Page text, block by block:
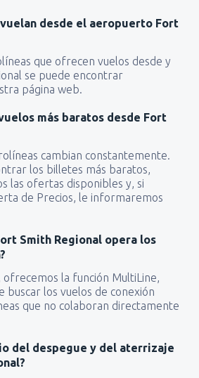
desde el aeropuerto Fort
que ofrecen vuelos desde y
se puede encontrar
página web.
más baratos desde Fort
cambian constantemente.
los billetes más baratos,
las ofertas disponibles y, si
de Precios, le informaremos
Smith Regional opera los
ofrecemos la función MultiLine,
buscar los vuelos de conexión
que no colaboran directamente
del despegue y del aterrizaje